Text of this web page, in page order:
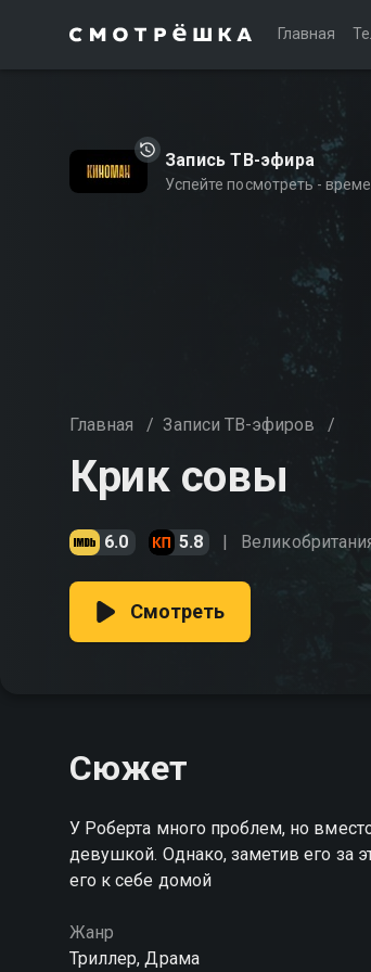
Главная
Запись ТВ-эфира
Успейте посмотреть -
Главная / Записи ТВ-эфиров /
Крик совы
6.0 5.8
Смотреть
Сюжет
У Роберта много проблем, но
девушкой. Однако, заметив его за
его к себе домой
Жанр
Триллер, Драма